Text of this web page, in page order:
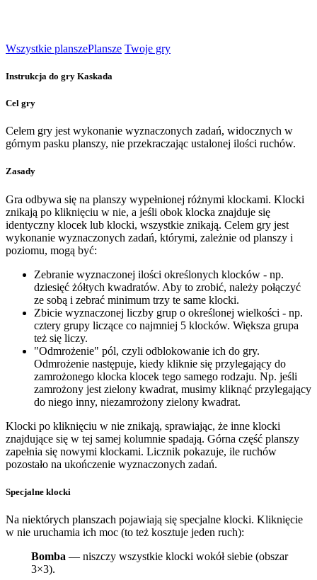
Wszystkie planszePlansze Twoje gry
Instrukcja do gry Kaskada
Cel gry
Celem gry jest wykonanie wyznaczonych zadań, widocznych w
górnym pasku planszy, nie przekraczając ustalonej ilości ruchów.
Zasady
Gra odbywa się na planszy wypełnionej różnymi klockami. Klocki
znikają po kliknięciu w nie, a jeśli obok klocka znajduje się
identyczny klocek lub klocki, wszystkie znikają. Celem gry jest
wykonanie wyznaczonych zadań, którymi, zależnie od planszy i
poziomu, mogą być:
Zebranie wyznaczonej ilości określonych klocków - np.
dziesięć żółtych kwadratów. Aby to zrobić, należy połączyć
ze sobą i zebrać minimum trzy te same klocki.
Zbicie wyznaczonej liczby grup o określonej wielkości - np.
cztery grupy liczące co najmniej 5 klocków. Większa grupa
też się liczy.
"Odmrożenie" pól, czyli odblokowanie ich do gry.
Odmrożenie następuje, kiedy kliknie się przylegający do
zamrożonego klocka klocek tego samego rodzaju. Np. jeśli
zamrożony jest zielony kwadrat, musimy kliknąć przylegający
do niego inny, niezamrożony zielony kwadrat.
Klocki po kliknięciu w nie znikają, sprawiając, że inne klocki
znajdujące się w tej samej kolumnie spadają. Górna część planszy
zapełnia się nowymi klockami. Licznik pokazuje, ile ruchów
pozostało na ukończenie wyznaczonych zadań.
Specjalne klocki
Na niektórych planszach pojawiają się specjalne klocki. Kliknięcie
w nie uruchamia ich moc (to też kosztuje jeden ruch):
Bomba — niszczy wszystkie klocki wokół siebie (obszar
3×3).